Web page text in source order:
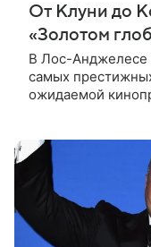
От Клуни до
«Золотом
В Лос-Анджелесе
самых
ожидаемой